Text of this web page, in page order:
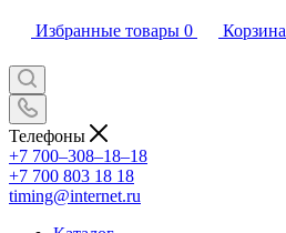
Избранные товары 0 Корзина
Телефоны
+7 700‒308‒18‒18
+7 700 803 18 18
timing@internet.ru